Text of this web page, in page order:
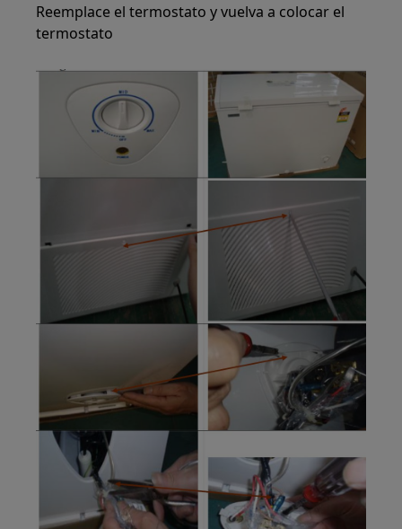
Reemplace el termostato y vuelva a colocar el
termostato